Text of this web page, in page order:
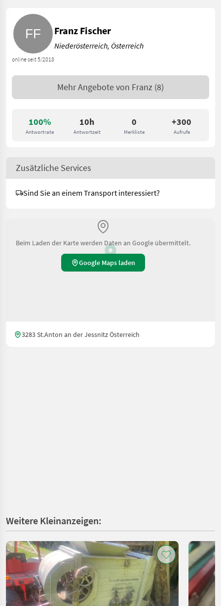
100%
Antwortrate
10h
Antwortzeit
0
Merkliste
+300
Aufrufe
online seit 5/2018
Franz Fischer
Niederösterreich, Österreich
Mehr Angebote von Franz (8)
Zusätzliche Services
Sind Sie an einem Transport interessiert?
Beim Laden der Karte werden Daten an Google übermittelt.
Google Maps laden
3283 St.Anton an der Jessnitz Österreich
Weitere Kleinanzeigen: